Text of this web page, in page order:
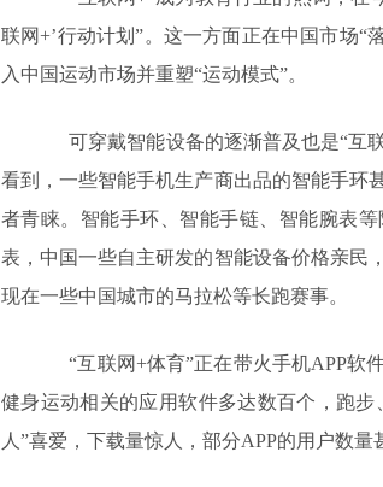
联网+’行动计划”。这一方面正在中国市场“
入中国运动市场并重塑“运动模式”。
可穿戴智能设备的逐渐普及也是“互联
看到，一些智能手机生产商出品的智能手环
者青睐。智能手环、智能手链、智能腕表
表，中国一些自主研发的智能设备价格亲民
现在一些中国城市的马拉松等长跑赛事。
“互联网+体育”正在带火手机APP软
健身运动相关的应用软件多达数百个，跑
人”喜爱，下载量惊人，部分APP的用户数量